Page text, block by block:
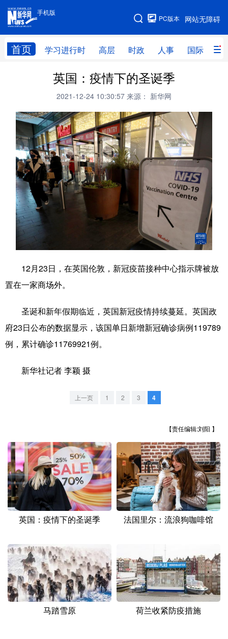
手机版
网站无障碍
PC版本
首页 学习进行时 高层 时政 人事 国际 财
手机版
网站地图
高层 时政
财经 网评
台湾 思客智库 全球连线 教育
科技 科创 量子 体育
文化 书画 健康 军事
访谈 视频 图片 政务
法律 中央文件
食品 信息化 数字经济
学术中国 乡村振兴 银龄 溯源中国
城市 旅游 能源 会展
彩票
公益 一带一路 亚太网 上市公司
文化产业
地方频道
天津 河北
山东 河南 湖北 湖南
广东 广西 海南 重庆
四川 贵州 云南 西藏
陕西 甘肃 青海 宁夏
新疆
多语种频道
English Español Français عربى
英国：疫情下的圣诞季
2021-12-24 10:30:57 来源： 新华网
12月23日，在英国伦敦，新冠疫苗接种中心指示牌被放
置在一家商场外。
圣诞和新年假期临近，英国新冠疫情持续蔓延。英国政
府23日公布的数据显示，该国单日新增新冠确诊病例119789
例，累计确诊11769921例。
新华社记者 李颖 摄
上一页 1 2 3 4
【责任编辑:刘阳 】
英国：疫情下的圣诞季 法国里尔：流浪狗咖啡馆
马踏雪原 荷兰收紧防疫措施